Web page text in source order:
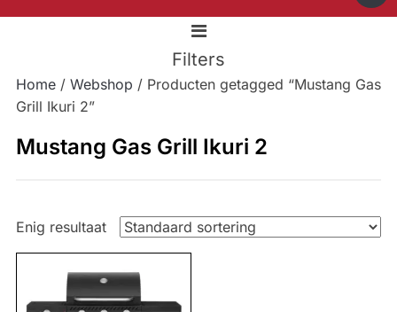
Filters
Home/ Webshop / Producten getagged “Mustang Gas
Grill Ikuri 2”
Mustang Gas Grill Ikuri 2
Enig resultaat